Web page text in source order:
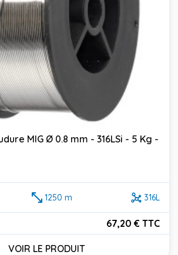
MIG Ø 0.8 mm - 316LSi - 5 Kg -
1250 m 316L
67,20 € TTC
VOIR LE PRODUIT